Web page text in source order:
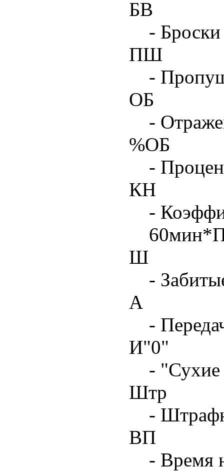
БВ
-
ПШ
-
ОБ
-
%ОБ
-
КН
-
Ш
-
А
-
И"0"
-
Штр
-
ВП
- Время